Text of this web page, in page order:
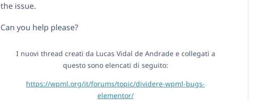
the issue.
Can you help please?
I nuovi thread creati da Lucas Vidal de Andrade e collegati a
questo sono elencati di seguito:
https://wpml.org/it/forums/topic/dividere-wpml-bugs-
elementor/